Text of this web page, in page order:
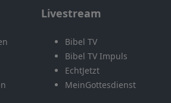
Livestream
Bibel TV
Bibel TV Impuls
EchtJetzt
MeinGottesdienst